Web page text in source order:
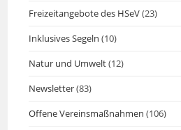
Freizeitangebote des HSeV(23)
Inklusives Segeln (10)
Natur und Umwelt(12)
Newsletter(83)
Offene Vereinsmaßnahmen (106)